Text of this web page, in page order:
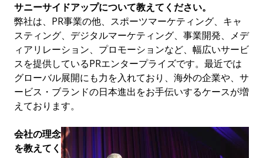
サニーサイドアップについて教えてください。
弊社は、PR事業の他、スポーツマーケティング、キャ
スティング、デジタルマーケティング、事業開発、メデ
ィアリレーション、プロモーションなど、幅広いサービ
スを提供しているPRエンタープライズです。最近では
グローバル展開にも力を入れており、海外の企業や、サ
ービス・ブランドの日本進出をお手伝いするケースが増
えております。
会社の理念
を教えてく